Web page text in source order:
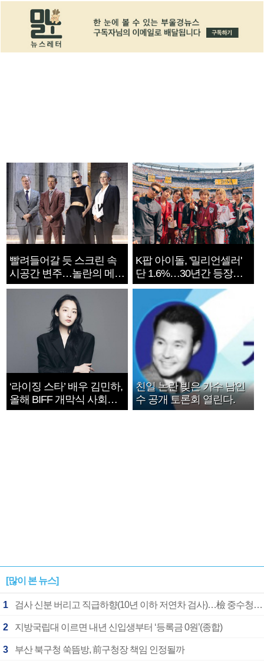
빨려들어갈 듯 스크린 속
시공간 변주…놀란의 메시
지는 ‘전쟁 속죄’
K팝 아이돌, '밀리언셀러'
단 1.6%…30년간 등장
1182개팀 전수조사
‘라이징 스타’ 배우 김민하,
올해 BIFF 개막식 사회자
확정
친일 논란 빚은 가수 남인
수 공개 토론회 열린다.
[많이 본 뉴스]
1 검사 신분 버리고 직급하향(10년 이하 저연차 검사)…檢 중수청행 기피
2 지방국립대 이르면 내년 신입생부터 ‘등록금 0원’(종합)
3 부산 북구청 쑥뜸방, 前구청장 책임 인정될까